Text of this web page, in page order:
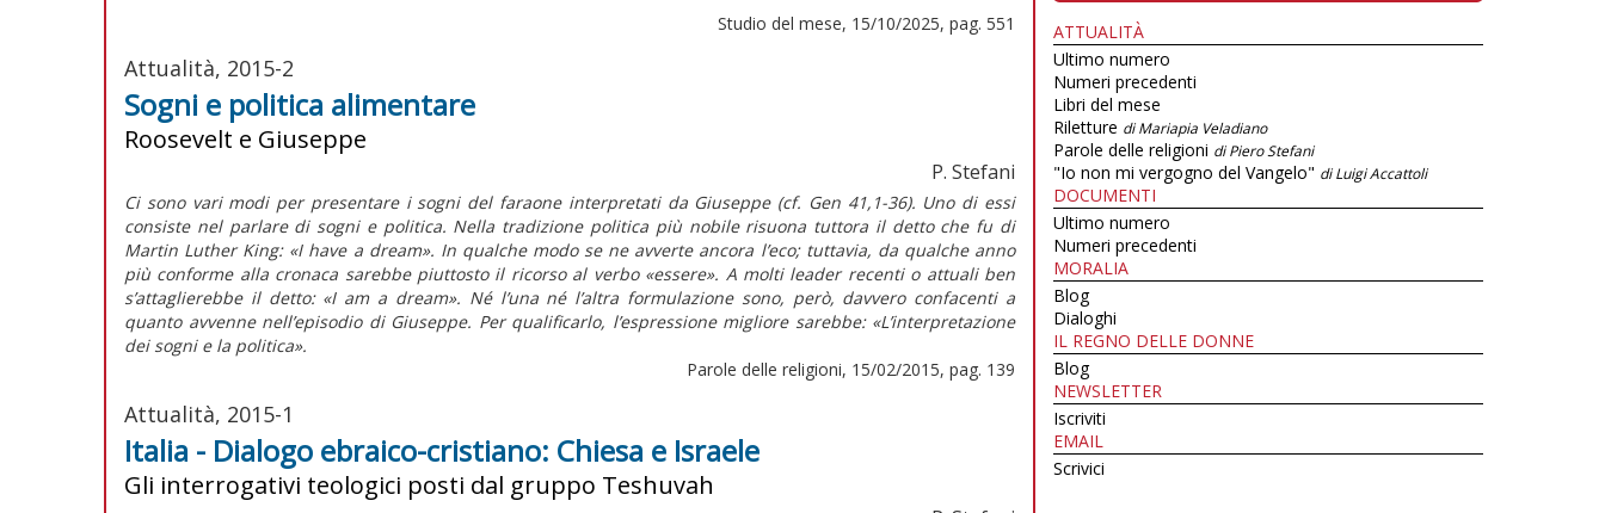
Studio del mese, 15/10/2025, pag. 551
Attualità, 2015-2
Sogni e politica alimentare
Roosevelt e Giuseppe
P. Stefani
Ci sono vari modi per presentare i sogni del faraone interpretati da Giuseppe (cf. Gen 41,1-36). Uno di essi
consiste nel parlare di sogni e politica. Nella tradizione politica più nobile risuona tuttora il detto che fu di
Martin Luther King: «I have a dream». In qualche modo se ne avverte ancora l’eco; tuttavia, da qualche anno
più conforme alla cronaca sarebbe piuttosto il ricorso al verbo «essere». A molti leader recenti o attuali ben
s’attaglierebbe il detto: «I am a dream». Né l’una né l’altra formulazione sono, però, davvero confacenti a
quanto avvenne nell’episodio di Giuseppe. Per qualificarlo, l’espressione migliore sarebbe: «L’interpretazione
dei sogni e la politica».
Parole delle religioni, 15/02/2015, pag. 139
Attualità, 2015-1
Italia - Dialogo ebraico-cristiano: Chiesa e Israele
Gli interrogativi teologici posti dal gruppo Teshuvah
ATTUALITÀ
Ultimo numero
Numeri precedenti
Libri del mese
Riletture di Mariapia Veladiano
Parole delle religioni di Piero Stefani
"Io non mi vergogno del Vangelo" di Luigi Accattoli
DOCUMENTI
Ultimo numero
Numeri precedenti
MORALIA
Blog
Dialoghi
IL REGNO DELLE DONNE
Blog
NEWSLETTER
Iscriviti
EMAIL
Scrivici